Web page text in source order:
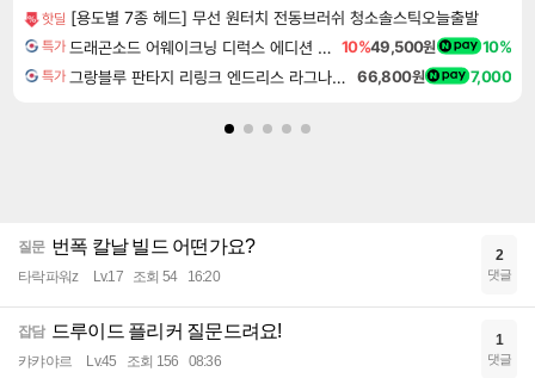
핫딜 [용도별 7종 헤드] 무선 원터치 전동브러쉬 청소솔스틱오늘출발
특가 드래곤소드 어웨이크닝 디럭스 에디션 DragonSword Awakening Deluxe Edition 10%49,500원 10%
특가 그랑블루 판타지 리링크 엔드리스 라그나로크 Granblue Fantasy Relink Endless Ragnarok 66,800원 7,000
질문 번폭 칼날 빌드 어떤가요?
타락파워z Lv.17 조회 54 16:20
2
댓글
잡담 드루이드 플리커 질문드려요!
캬캬야르 Lv.45 조회 156 08:36
1
댓글